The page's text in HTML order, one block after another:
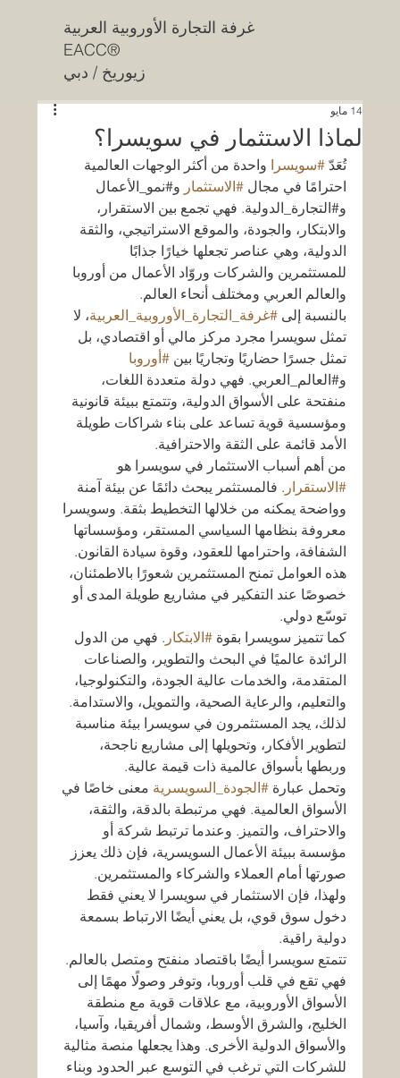
غرفة التجارة الأوروبية العربية
EACC®
زيوريخ / دبي
لماذا الاستثمار في سويسرا؟
14 مايو
تُعَدّ #سويسرا واحدة من أكثر الوجهات العالمية
احترامًا في مجال #الاستثمار و#نمو_الأعمال
و#التجارة_الدولية. فهي تجمع بين الاستقرار،
والابتكار، والجودة، والموقع الاستراتيجي، والثقة
الدولية، وهي عناصر تجعلها خيارًا جذابًا
للمستثمرين والشركات وروّاد الأعمال من أوروبا
والعالم العربي ومختلف أنحاء العالم.
بالنسبة إلى #غرفة_التجارة_الأوروبية_العربية، لا
تمثل سويسرا مجرد مركز مالي أو اقتصادي، بل
تمثل جسرًا حضاريًا وتجاريًا بين #أوروبا
و#العالم_العربي. فهي دولة متعددة اللغات،
منفتحة على الأسواق الدولية، وتتمتع ببيئة قانونية
ومؤسسية قوية تساعد على بناء شراكات طويلة
الأمد قائمة على الثقة والاحترافية.
من أهم أسباب الاستثمار في سويسرا هو
#الاستقرار . فالمستثمر يبحث دائمًا عن بيئة آمنة
وواضحة يمكنه من خلالها التخطيط بثقة. وسويسرا
معروفة بنظامها السياسي المستقر، ومؤسساتها
الشفافة، واحترامها للعقود، وقوة سيادة القانون.
هذه العوامل تمنح المستثمرين شعورًا بالاطمئنان،
خصوصًا عند التفكير في مشاريع طويلة المدى أو
توسّع دولي.
كما تتميز سويسرا بقوة #الابتكار . فهي من الدول
الرائدة عالميًا في البحث والتطوير، والصناعات
المتقدمة، والخدمات عالية الجودة، والتكنولوجيا،
والتعليم، والرعاية الصحية، والتمويل، والاستدامة.
لذلك، يجد المستثمرون في سويسرا بيئة مناسبة
لتطوير الأفكار، وتحويلها إلى مشاريع ناجحة،
وربطها بأسواق عالمية ذات قيمة عالية.
وتحمل عبارة #الجودة_السويسرية معنى خاصًا في
الأسواق العالمية. فهي مرتبطة بالدقة، والثقة،
والاحتراف، والتميز. وعندما ترتبط شركة أو
مؤسسة ببيئة الأعمال السويسرية، فإن ذلك يعزز
صورتها أمام العملاء والشركاء والمستثمرين.
ولهذا، فإن الاستثمار في سويسرا لا يعني فقط
دخول سوق قوي، بل يعني أيضًا الارتباط بسمعة
دولية راقية.
تتمتع سويسرا أيضًا باقتصاد منفتح ومتصل بالعالم.
فهي تقع في قلب أوروبا، وتوفر وصولًا مهمًا إلى
الأسواق الأوروبية، مع علاقات قوية مع منطقة
الخليج، والشرق الأوسط، وشمال أفريقيا، وآسيا،
والأسواق الدولية الأخرى. وهذا يجعلها منصة مثالية
للشركات التي ترغب في التوسع عبر الحدود وبناء